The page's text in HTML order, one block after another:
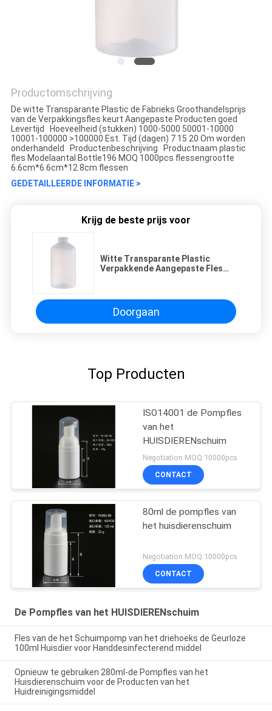
Productomschrijving
De witte Transparante Plastic de Fabrieks Groothandelsprijs
van de Verpakkingsfles keurt Aangepaste Producten goed
Levertijd Hoeveelheid (stukken) 1000-5000 50001-10000
10001-100000 >100000 Est. Tijd (dagen) 7 15 20 Om worden
onderhandeld Productenbeschrijving Productnaam plastic
fles Modelaantal Bottle196 MOQ 1000pcs flessengrootte
6.6cm*6.6cm*12.8cm flessen
GEDETAILLEERDE INFORMATIE >
Krijg de beste prijs voor
Witte Transparante Plastic
Verpakkende Aangepaste Fles
Doorgaan
Top Producten
ISO14001 de Pompfles
van het
HUISDIERENschuim
Negotiation MOQ:10000pcs
CONTACT
80ml de pompfles van
het huisdierenschuim
Negotiation MOQ:10000pcs
CONTACT
De Pompfles van het HUISDIERENschuim
Fles van de het Schuimpomp van het driehoeks de Geurloze
100ml Huisdier voor Handdesinfecterend middel
Opnieuw te gebruiken 280ml-de Pompfles van het
Huisdierenschuim voor de Producten van het
Huidreinigingsmiddel